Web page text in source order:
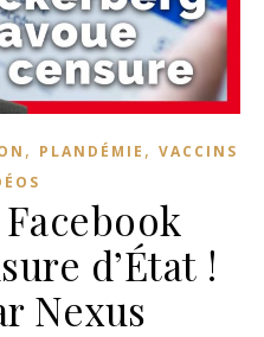
, PLANDÉMIE , VACCINS
d’État !
Nexus